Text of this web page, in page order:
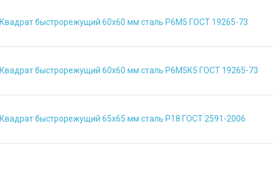
Квадрат быстрорежущий 60х60 мм сталь Р6М5 ГОСТ 19265-73
Квадрат быстрорежущий 60х60 мм сталь Р6М5К5 ГОСТ 19265-73
Квадрат быстрорежущий 65х65 мм сталь Р18 ГОСТ 2591-2006